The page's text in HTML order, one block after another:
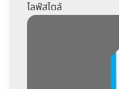
ไลฟ์สไตล์